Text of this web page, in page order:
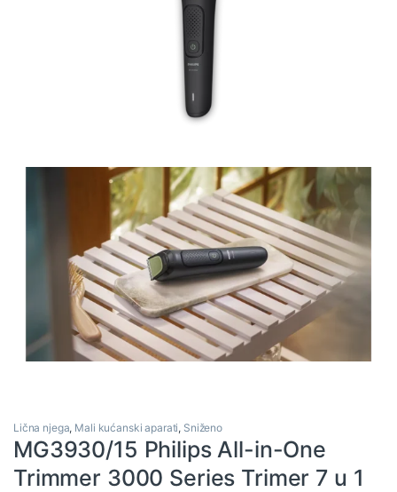
Lična njega, Mali kućanski aparati, Sniženo
MG3930/15 Philips All-in-One
Trimmer 3000 Series Trimer 7 u 1